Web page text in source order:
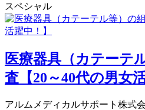
スペシャル
医療器具（カテーテ
査【20～40代の男女
アルムメディカルサポート株式